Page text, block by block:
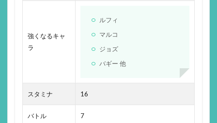
強くなるキャ
ラ
ルフィ
マルコ
ジョズ
バギー 他
スタミナ 16
バトル 7